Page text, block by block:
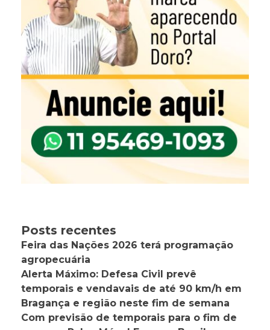
Posts recentes
Feira das Nações 2026 terá programação
agropecuária
Alerta Máximo: Defesa Civil prevê
temporais e vendavais de até 90 km/h em
Bragança e região neste fim de semana
Com previsão de temporais para o fim de